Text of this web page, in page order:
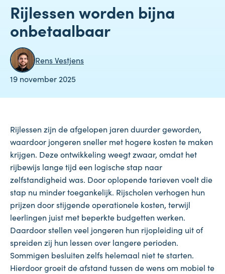
Rijlessen worden bijna
onbetaalbaar
Rens Vestjens
19 november 2025
Rijlessen zijn de afgelopen jaren duurder geworden,
waardoor jongeren sneller met hogere kosten te maken
krijgen. Deze ontwikkeling weegt zwaar, omdat het
rijbewijs lange tijd een logische stap naar
zelfstandigheid was. Door oplopende tarieven voelt die
stap nu minder toegankelijk. Rijscholen verhogen hun
prijzen door stijgende operationele kosten, terwijl
leerlingen juist met beperkte budgetten werken.
Daardoor stellen veel jongeren hun rijopleiding uit of
spreiden zij hun lessen over langere perioden.
Sommigen besluiten zelfs helemaal niet te starten.
Hierdoor groeit de afstand tussen de wens om mobiel te